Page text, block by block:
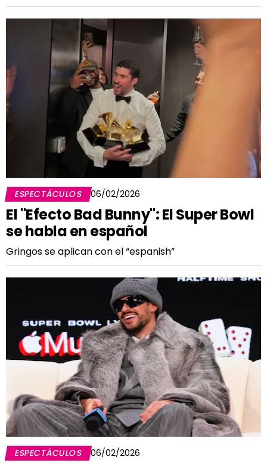
ESPECTÁCULOS 06/02/2026
El "Efecto Bad Bunny": El Super Bowl
se habla en español
Gringos se aplican con el “espanish”
ESPECTÁCULOS 06/02/2026